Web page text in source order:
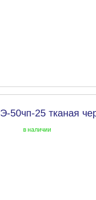
50чп-25 тканая
в наличии